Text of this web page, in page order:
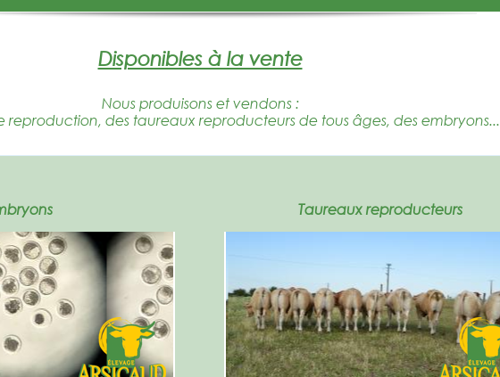
Disponibles à la vente
Nous produisons et vendons :
reproduction, des taureaux reproducteurs de tous âges, des embryons...
Taureaux reproducteurs